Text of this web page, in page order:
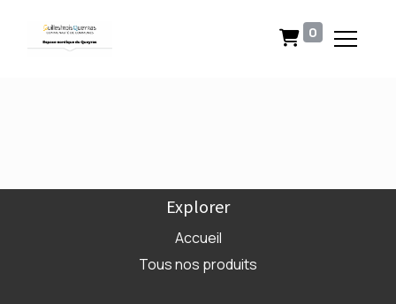
0
Explorer
Accueil
Tous nos produits